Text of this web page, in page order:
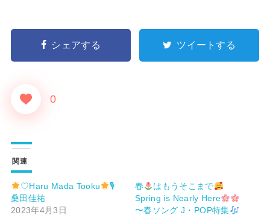
シェアする ツイートする
0
関連
♡Haru Mada Tooku
🎙
桑田佳祐
2023年4月3日
春
はもうそこまで
Spring is Nearly Here
〜春ソング J・POP特集